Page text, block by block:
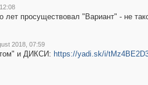
лет просуществовал "Вариант" - не
2018, 07:59
и ДИКСИ: https://yadi.sk/i/